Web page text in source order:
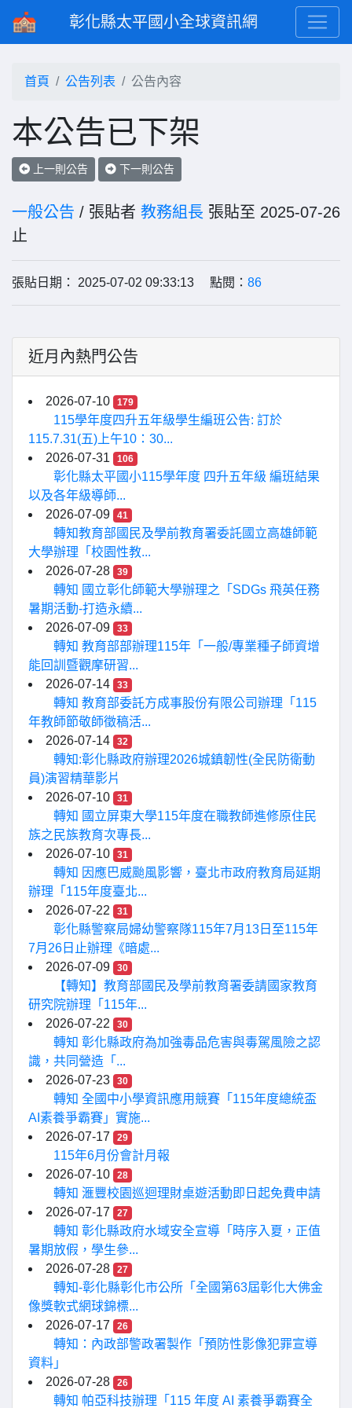
彰化縣太平國小全球資訊網
首頁 公告列表 公告內容
本公告已下架
上一則公告 下一則公告
一般公告 / 張貼者 教務組長 張貼至 2025-07-26
止
張貼日期： 2025-07-02 09:33:13 點閱： 86
近月內熱門公告
2026-07-10 179
115學年度四升五年級學生編班公告: 訂於
115.7.31(五)上午10：30...
2026-07-31
106
彰化縣太平國小115學年度 四升五年級 編班結果
以及各年級導師...
2026-07-09
41
轉知教育部國民及學前教育署委託國立高雄師範
大學辦理「校園性教...
2026-07-28
39
轉知 國立彰化師範大學辦理之「SDGs 飛英任務
暑期活動-打造永續...
2026-07-09
33
轉知 教育部部辦理115年「一般/專業種子師資增
能回訓暨觀摩研習...
2026-07-14
33
轉知 教育部委託方成事股份有限公司辦理「115
年教師節敬師徵稿活...
2026-07-14
32
轉知:彰化縣政府辦理2026城鎮韌性(全民防衛動
員)演習精華影片
2026-07-10
31
轉知 國立屏東大學115年度在職教師進修原住民
族之民族教育次專長...
2026-07-10
31
轉知 因應巴威颱風影響，臺北市政府教育局延期
辦理「115年度臺北...
2026-07-22
31
彰化縣警察局婦幼警察隊115年7月13日至115年
7月26日止辦理《暗處...
2026-07-09
30
【轉知】教育部國民及學前教育署委請國家教育
研究院辦理「115年...
2026-07-22
30
轉知 彰化縣政府為加強毒品危害與毒駕風險之認
識，共同營造「...
2026-07-23
30
轉知 全國中小學資訊應用競賽「115年度總統盃
AI素養爭霸賽」實施...
2026-07-17
29
115年6月份會計月報
2026-07-10
28
轉知 滙豐校園巡迴理財桌遊活動即日起免費申請
2026-07-17
27
轉知 彰化縣政府水域安全宣導「時序入夏，正值
暑期放假，學生參...
2026-07-28
27
轉知-彰化縣彰化市公所「全國第63屆彰化大佛金
像獎軟式網球錦標...
2026-07-17
26
轉知：內政部警政署製作「預防性影像犯罪宣導
資料」
2026-07-28
26
轉知 帕亞科技辦理「115 年度 AI 素養爭霸賽全